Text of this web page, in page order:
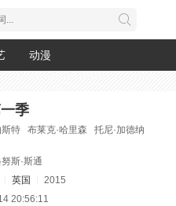
动漫
季
斯特 布莱克·哈里森 托尼·加德纳
斯·斯通
英国
2015
20:56:11